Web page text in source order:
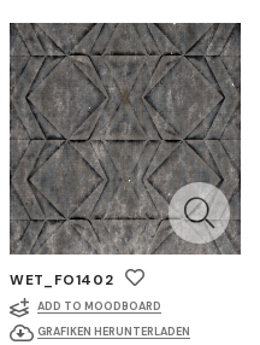
WET_FO1402
ADD TO MOODBOARD
GRAFIKEN HERUNTERLADEN